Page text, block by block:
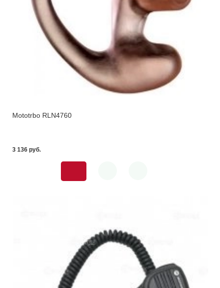
Mototrbo RLN4760
3 136 pуб.